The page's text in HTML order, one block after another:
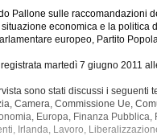
Pallone sulle raccomandazioni
economica e la politica
europeo, Partito
martedì 7 giugno 2011
sono stati discussi i seguenti
Camera, Commissione Ue,
Europa, Finanza Pubblica,
Irlanda, Lavoro,